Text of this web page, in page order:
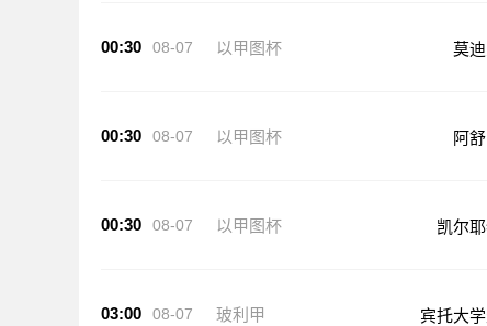
00:30 08-07 以甲图杯 莫
00:30 08-07 以甲图杯 阿
00:30 08-07 以甲图杯 凯尔
03:00 08-07 玻利甲 宾托大